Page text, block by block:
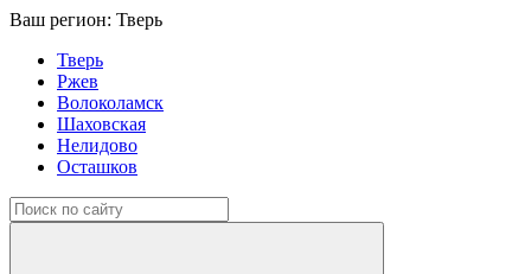
Ваш регион: Тверь
Тверь
Ржев
Волоколамск
Шаховская
Нелидово
Осташков